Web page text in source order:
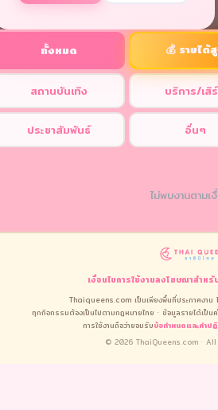
เลือกหมวดหมู่
ทั้งหมด 💰 รายได้
สถานบันเทิง บริการ/เสิ
ประชาสัมพันธ์ อื่นๆ
ไม่พบงานตามเ
เงื่อนไขการใช้งานลงโฆษณาสำหรั
Thaiqueens.com เป็นเพียงพื้นที่ประกาศงาน
ทุกกิจกรรมต้องเป็นไปตามกฎหมายไทย · ข้อมูลรายได้เป็
การใช้งานถือว่ายอมรับข้อกำหนดและคำป
© 2026 ThaiQueens.com ·